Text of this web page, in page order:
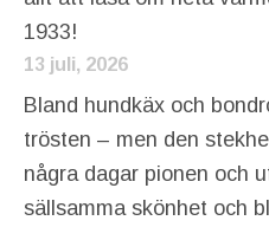
1933!
13 juli, 2026
Bland hundkäx och
trösten – men den
några dagar pionen och
sällsamma skönhet och